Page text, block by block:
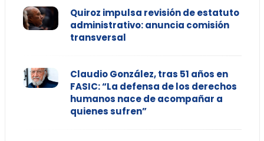
Quiroz impulsa revisión de estatuto
administrativo: anuncia comisión
transversal
Claudio González, tras 51 años en
FASIC: “La defensa de los derechos
humanos nace de acompañar a
quienes sufren”